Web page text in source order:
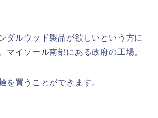
ダルウッド製品が欲しいという方に
マイソール南部にある政府の工場。
を買うことができます。